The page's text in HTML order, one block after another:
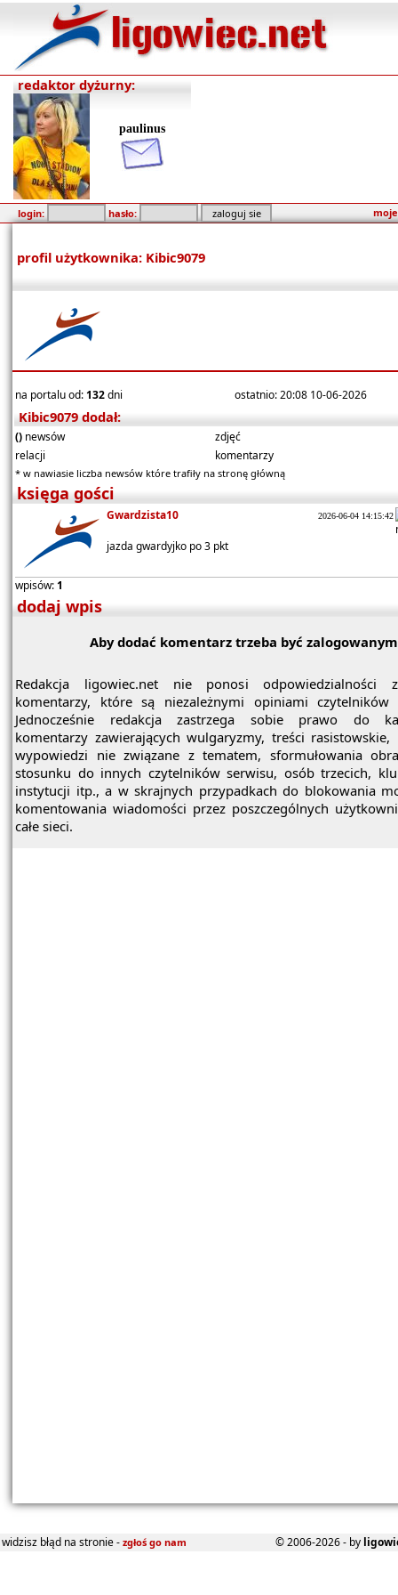
redaktor dyżurny:
paulinus
login: hasło:
profil użytkownika: Kibic9079
na portalu od:132dni ostatnio: 20:08 10-06-2026
Kibic9079 dodał:
() newsów
zdjęć
relacji
komentarzy
* w nawiasie liczba newsów które trafiły na stronę główną
księga gości
Gwardzista10 2026-06-04 14:15:42
jazda gwardyjko po 3 pkt
wpisów:1
dodaj wpis
Aby dodać komentarz trzeba być
Redakcja ligowiec.net nie ponosi odpowiedzialności
komentarzy, które są niezależnymi opiniami czytelników
Jednocześnie redakcja zastrzega sobie prawo do
komentarzy zawierających wulgaryzmy, treści rasistowskie,
wypowiedzi nie związane z tematem, sformułowania
stosunku do innych czytelników serwisu, osób trzecich,
instytucji itp., a w skrajnych przypadkach do blokowania
komentowania wiadomości przez poszczególnych
całe sieci.
widzisz błąd na stronie - zgłoś go nam © 2006-2026 - by